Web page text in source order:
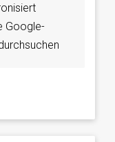
Google-